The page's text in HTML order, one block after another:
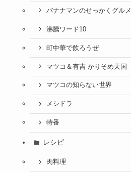
バナナマンのせっかくグルメ
沸騰ワード10
町中華で飲ろうぜ
マツコ＆有吉 かりそめ天国
マツコの知らない世界
メシドラ
特番
レシピ
肉料理